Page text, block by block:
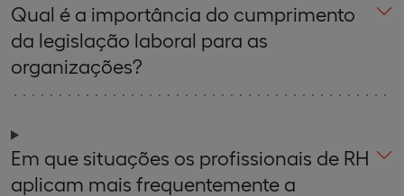
Qual é a importância do cumprimento
da legislação laboral para as
organizações?
Em que situações os profissionais de RH
aplicam mais frequentemente a